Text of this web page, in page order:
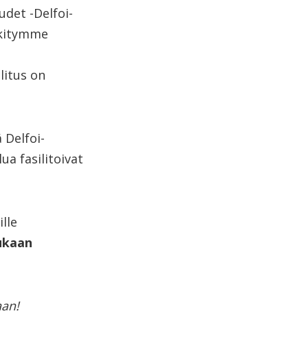
-Delfoi-
on
Delfoi-
fasilitoivat